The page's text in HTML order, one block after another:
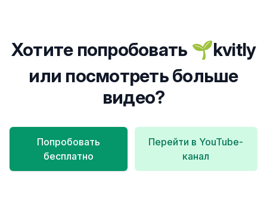
Хотите попробовать 🌱kvitly
или посмотреть больше
видео?
Попробовать
бесплатно
Перейти в YouTube-
канал